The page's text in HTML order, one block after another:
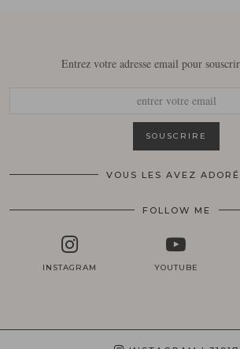
Entrez votre adresse email pour
VOUS LES AVEZ
FOLLOW ME
INSTAGRAM YOUTUBE